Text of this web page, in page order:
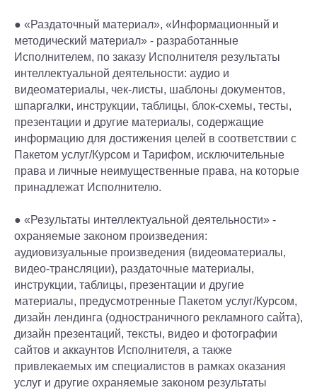
● «Раздаточный материал», «Информационный и
методический материал» - разработанные
Исполнителем, по заказу Исполнителя результаты
интеллектуальной деятельности: аудио и
видеоматериалы, чек-листы, шаблоны документов,
шпаргалки, инструкции, таблицы, блок-схемы, тесты,
презентации и другие материалы, содержащие
информацию для достижения целей в соответствии с
Пакетом услуг/Курсом и Тарифом, исключительные
права и личные неимущественные права, на которые
принадлежат Исполнителю.
● «Результаты интеллектуальной деятельности» -
охраняемые законом произведения:
аудиовизуальные произведения (видеоматериалы,
видео-трансляции), раздаточные материалы,
инструкции, таблицы, презентации и другие
материалы, предусмотренные Пакетом услуг/Курсом,
дизайн лендинга (одностраничного рекламного сайта),
дизайн презентаций, тексты, видео и фотографии
сайтов и аккаунтов Исполнителя, а также
привлекаемых им специалистов в рамках оказания
услуг и другие охраняемые законом результаты